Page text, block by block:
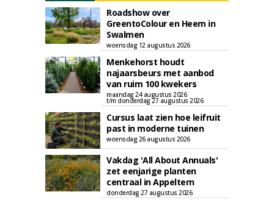
Roadshow over
GreentoColour en Heem in
Swalmen
woensdag 12 augustus 2026
Menkehorst houdt
najaarsbeurs met aanbod
van ruim 100 kwekers
maandag 24 augustus 2026
t/m donderdag 27 augustus 2026
Cursus laat zien hoe leifruit
past in moderne tuinen
woensdag 26 augustus 2026
Vakdag 'All About Annuals'
zet eenjarige planten
centraal in Appeltern
donderdag 27 augustus 2026